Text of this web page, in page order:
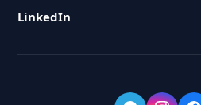
LinkedIn